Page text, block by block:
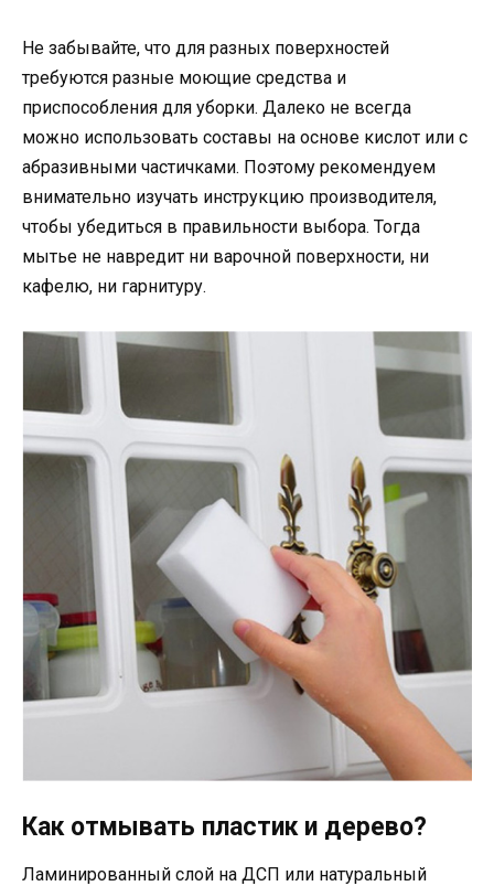
Не забывайте, что для разных поверхностей
требуются разные моющие средства и
приспособления для уборки. Далеко не всегда
можно использовать составы на основе кислот или с
абразивными частичками. Поэтому рекомендуем
внимательно изучать инструкцию производителя,
чтобы убедиться в правильности выбора. Тогда
мытье не навредит ни варочной поверхности, ни
кафелю, ни гарнитуру.
Как отмывать пластик и дерево?
Ламинированный слой на ДСП или натуральный